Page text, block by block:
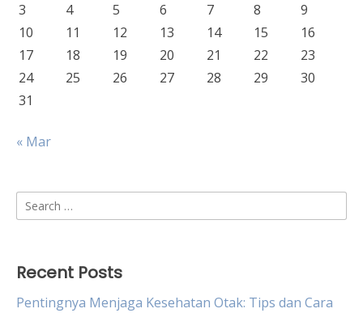
3
4 5 6 7 8
9
10
11 12 13 14 15
16
17
18 19 20 21 22
23
24
25 26 27 28 29
30
31
« Mar
Search
for:
Recent Posts
Pentingnya Menjaga Kesehatan Otak: Tips dan Cara